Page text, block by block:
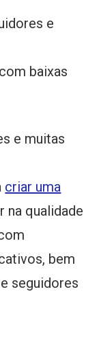
e
baixas
e muitas
criar uma
na qualidade
bem
seguidores